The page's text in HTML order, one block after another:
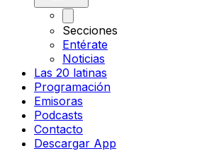
Secciones
Entérate
Noticias
Las 20 latinas
Programación
Emisoras
Podcasts
Contacto
Descargar App